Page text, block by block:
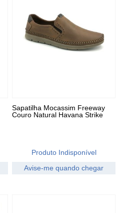
Sapatilha Mocassim Freeway
Couro Natural Havana Strike
Produto Indisponível
Avise-me quando chegar